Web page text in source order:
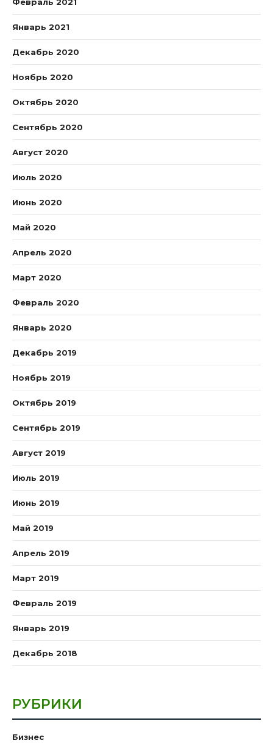
Январь 2021
Декабрь 2020
Ноябрь 2020
Октябрь 2020
Сентябрь 2020
Август 2020
Июль 2020
Июнь 2020
Май 2020
Апрель 2020
Март 2020
Февраль 2020
Январь 2020
Декабрь 2019
Ноябрь 2019
Октябрь 2019
Сентябрь 2019
Август 2019
Июль 2019
Июнь 2019
Май 2019
Апрель 2019
Март 2019
Февраль 2019
Январь 2019
Декабрь 2018
РУБРИКИ
Бизнес